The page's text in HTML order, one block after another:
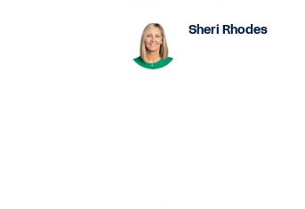
Sheri Rhodes